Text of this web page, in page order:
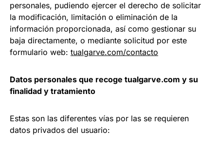
personales, pudiendo ejercer el derecho de solicitar
la modificación, limitación o eliminación de la
información proporcionada, así como gestionar su
baja directamente, o mediante solicitud por este
formulario web: tualgarve.com/contacto
Datos personales que recoge tualgarve.com y su
finalidad y tratamiento
Estas son las diferentes vías por las se requieren
datos privados del usuario: